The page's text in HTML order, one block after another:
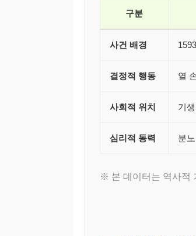
구분
사건 배경
결정적 행동 열
사회적 위치 기
심리적 동력 분
※ 본 데이터는 역사적